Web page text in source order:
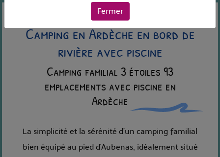
Camping en Ardèche en bord de
rivière avec piscine
Camping familial 3 étoiles 93
emplacements avec piscine en
Ardèche
La simplicité et la sérénité d’un camping familial
bien équipé au pied d'Aubenas, idéalement situé
Fermer